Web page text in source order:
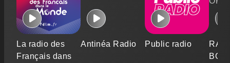
La radio des
Français dans
Antinéa Radio Public radio